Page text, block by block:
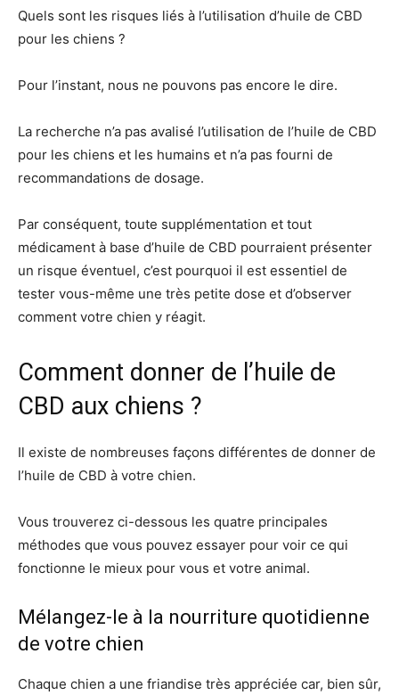
Quels sont les risques liés à l’utilisation d’huile de CBD
pour les chiens ?
Pour l’instant, nous ne pouvons pas encore le dire.
La recherche n’a pas avalisé l’utilisation de l’huile de CBD
pour les chiens et les humains et n’a pas fourni de
recommandations de dosage.
Par conséquent, toute supplémentation et tout
médicament à base d’huile de CBD pourraient présenter
un risque éventuel, c’est pourquoi il est essentiel de
tester vous-même une très petite dose et d’observer
comment votre chien y réagit.
Comment donner de l’huile de
CBD aux chiens ?
Il existe de nombreuses façons différentes de donner de
l’huile de CBD à votre chien.
Vous trouverez ci-dessous les quatre principales
méthodes que vous pouvez essayer pour voir ce qui
fonctionne le mieux pour vous et votre animal.
Mélangez-le à la nourriture quotidienne
de votre chien
Chaque chien a une friandise très appréciée car, bien sûr,